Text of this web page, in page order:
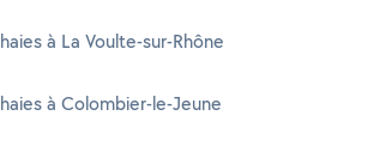
à La Voulte-sur-Rhône
à Colombier-le-Jeune